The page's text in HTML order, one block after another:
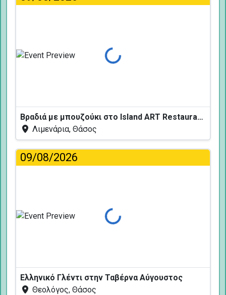
Φόρτωση...
Βραδιά με μπουζούκι στο Island ART Restaurant
Λιμενάρια, Θάσος
09/08/2026
Φόρτωση...
Ελληνικό Γλέντι στην Ταβέρνα Αύγουστος
Θεολόγος, Θάσος